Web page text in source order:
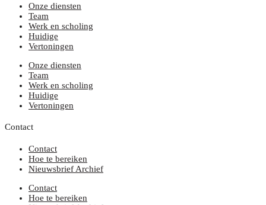
Onze diensten
Team
Werk en scholing
Huidige
Vertoningen
Onze diensten
Team
Werk en scholing
Huidige
Vertoningen
Contact
Contact
Hoe te bereiken
Nieuwsbrief Archief
Contact
Hoe te bereiken